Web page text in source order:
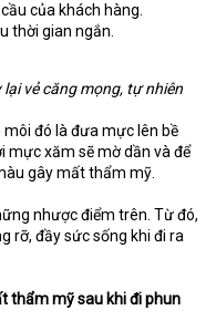
của khách hàng.
thời gian ngắn.
vẻ căng mọng, tự nhiên
môi đó là đưa mực lên bề
mực xăm sẽ mờ dần và để
gây mất thẩm mỹ.
nhược điểm trên. Từ đó,
rỡ, đầy sức sống khi đi ra
thẩm mỹ sau khi đi phun